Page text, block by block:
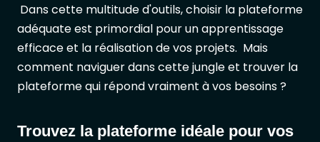
Dans cette multitude d'outils, choisir la plateforme
adéquate est primordial pour un apprentissage
efficace et la réalisation de vos projets. Mais
comment naviguer dans cette jungle et trouver la
plateforme qui répond vraiment à vos besoins ?
Trouvez la plateforme idéale pour vos